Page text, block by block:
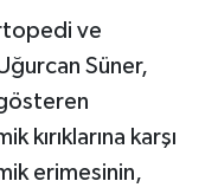
ve
Süner,
kırıklarına karşı
erimesinin,